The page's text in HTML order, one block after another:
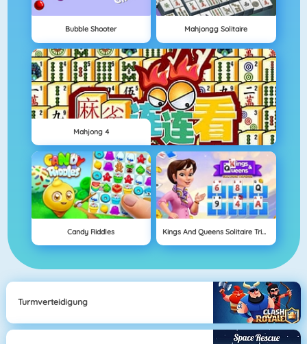
Bubble Shooter Mahjongg Solitaire
Mahjong 4
Candy Riddles Kings And Queens Solitaire Tripeaks
Turmverteidigung